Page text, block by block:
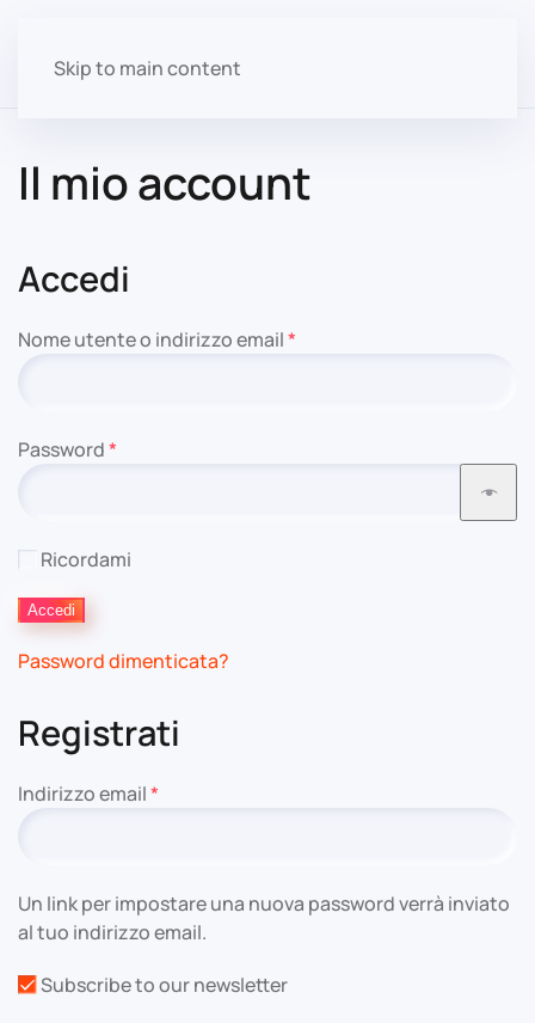
Skip to main content
Il mio account
Accedi
Nome utente o indirizzo email*
Password*
Ricordami
Accedi
Password dimenticata?
Registrati
Indirizzo email*
Un link per impostare una nuova password verrà inviato
al tuo indirizzo email.
Subscribe to our newsletter